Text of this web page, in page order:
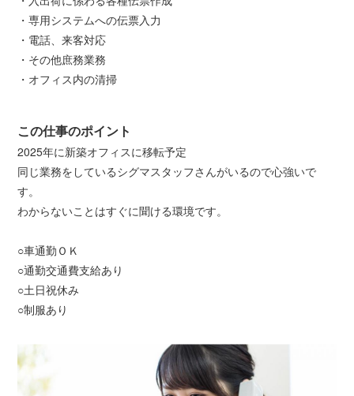
・専用システムへの伝票入力
・電話、来客対応
・その他庶務業務
・オフィス内の清掃
この仕事のポイント
2025年に新築オフィスに移転予定
同じ業務をしているシグマスタッフさんがいるので心強いで
す。
わからないことはすぐに聞ける環境です。
○車通勤ＯＫ
○通勤交通費支給あり
○土日祝休み
○制服あり